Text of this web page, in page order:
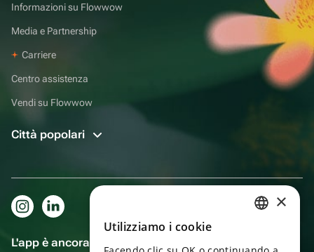
Informazioni su Flowwow
Media e Partnership
Carriere
Centro assistenza
Vendi su Flowwow
Città popolari
L'app è ancora più comoda!
×
Utilizziamo i cookie